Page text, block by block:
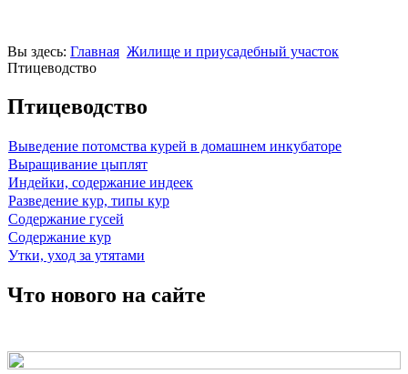
Вы здесь: Главная Жилище и приусадебный участок
Птицеводство
Птицеводство
Выведение потомства курей в домашнем инкубаторе
Выращивание цыплят
Индейки, содержание индеек
Разведение кур, типы кур
Содержание гусей
Содержание кур
Утки, уход за утятами
Что нового на сайте